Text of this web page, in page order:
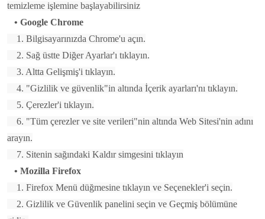
temizleme işlemine başlayabilirsiniz
• Google Chrome
1. Bilgisayarınızda Chrome'u açın.
2. Sağ üstte Diğer Ayarlar'ı tıklayın.
3. Altta Gelişmiş'i tıklayın.
4. "Gizlilik ve güvenlik"in altında İçerik ayarları'nı tıklayın.
5. Çerezler'i tıklayın.
6. "Tüm çerezler ve site verileri"nin altında Web Sitesi'nin adını
arayın.
7. Sitenin sağındaki Kaldır simgesini tıklayın
• Mozilla Firefox
1. Firefox Menü düğmesine tıklayın ve Seçenekler'i seçin.
2. Gizlilik ve Güvenlik panelini seçin ve Geçmiş bölümüne